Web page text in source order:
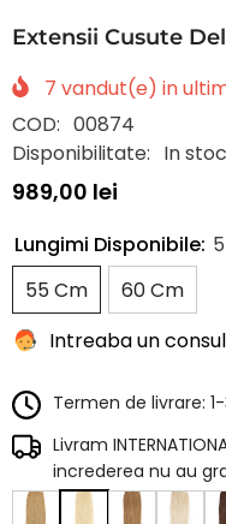
Extensii Cusute
7 vandut(e) in
COD: 00874
Disponibilitate: In stoc
989,00 lei
Lungimi Disponibile:
55 Cm
60 Cm
Intreaba un
Termen de livrare:
Livram
increderea nu au